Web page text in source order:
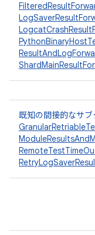
既知の間接的なサブ